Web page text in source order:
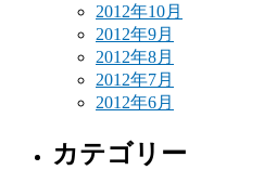
2012年10月
2012年9月
2012年8月
2012年7月
2012年6月
カテゴリー